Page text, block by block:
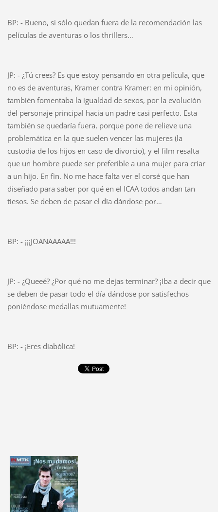
BP: - Bueno, si sólo quedan fuera de la recomendación las
películas de aventuras o los thrillers…
JP: - ¿Tú crees? Es que estoy pensando en otra película, que
no es de aventuras, Kramer contra Kramer: en mi opinión,
también fomentaba la igualdad de sexos, por la evolución
del personaje principal hacia un padre casi perfecto. Esta
también se quedaría fuera, porque pone de relieve una
problemática en la que suelen vencer las mujeres (la
custodia de los hijos en caso de divorcio), y el film resalta
que un hombre puede ser preferible a una mujer para criar
a un hijo. En fin. No me hace falta ver el corsé que han
diseñado para saber por qué en el ICAA todos andan tan
tiesos. Se deben de pasar el día dándose por…
BP: - ¡¡¡JOANAAAAA!!!
JP: - ¿Queeé? ¿Por qué no me dejas terminar? ¡Iba a decir que
se deben de pasar todo el día dándose por satisfechos
poniéndose medallas mutuamente!
BP: - ¡Eres diabólica!